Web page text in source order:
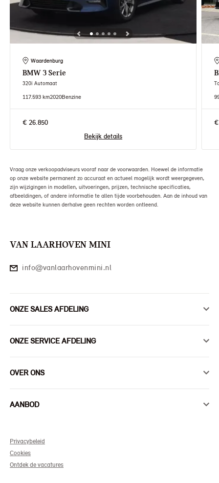
Waardenburg
BMW 3 Serie
320i Automaat
117.593 km2020Benzine
€ 26.850
Bekijk details
€
Vraag onze verkoopadviseurs vooraf naar de voorwaarden. Hoewel de informatie
op onze website permanent zo accuraat en actueel mogelijk wordt weergegeven,
zijn wijzigingen in modellen, uitvoeringen, prijzen, technische specificaties,
afbeeldingen, of andere informatie te allen tijde voorbehouden. Aan de inhoud van
deze website kunnen derhalve geen rechten worden ontleend.
VAN LAARHOVEN MINI
info@vanlaarhovenmini.nl
ONZE SALES AFDELING
ONZE SERVICE AFDELING
OVER ONS
AANBOD
Privacybeleid
Cookies
Ontdek de vacatures